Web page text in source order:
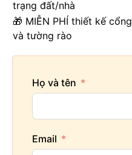
trạng đất/nhà
🎁 MIỄN PHÍ thiết kế cổng
và tường rào
Họ và tên
Email